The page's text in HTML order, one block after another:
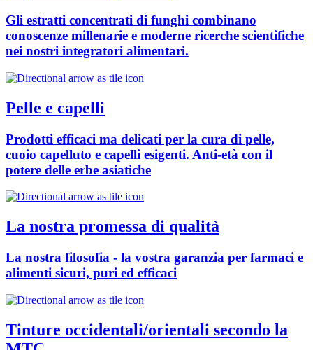
Gli estratti concentrati di funghi combinano
conoscenze millenarie e moderne ricerche scientifiche
nei nostri integratori alimentari.
Pelle e capelli
Prodotti efficaci ma delicati per la cura di pelle,
cuoio capelluto e capelli esigenti. Anti-età con il
potere delle erbe asiatiche
La nostra promessa di qualità
La nostra filosofia - la vostra garanzia per farmaci e
alimenti sicuri, puri ed efficaci
Tinture occidentali/orientali secondo la